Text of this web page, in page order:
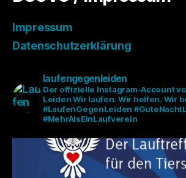
Impressum
Datenschutzerklärung
laufengegenleiden
Der offizielle Instagram-Account
LeidenWir laufen. Wir helfen. Wir
#LaufenGegenLeiden
#MehrAlsEinLaufverein